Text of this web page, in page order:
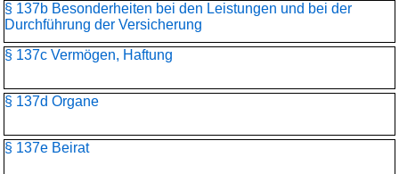
§ 137b Besonderheiten bei den Leistungen und bei der
Durchführung der Versicherung
§ 137c Vermögen, Haftung
§ 137d Organe
§ 137e Beirat